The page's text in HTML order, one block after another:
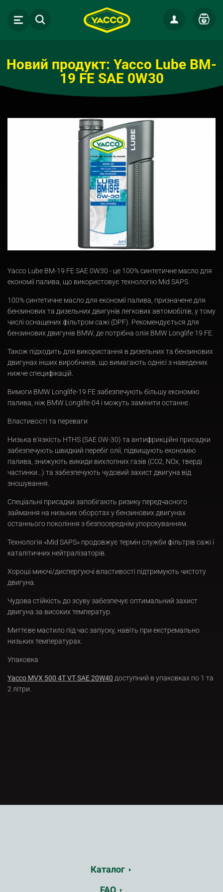
0
Новий продукт: Yacco Lube BM-
19 FE SAE 0W30
Yacco Lube BM-19 FE SAE 0W30 - це 100% синтетичне масло для
економії палива, що використовує технологію Mid SAPS.
100% синтетичне масло для економії палива, призначене для
бензинових та дизельних двигунів легкових автомобілів, у тому
числі оснащених фільтром сажі (DPF). Рекомендується для
бензинових двигунів BMW, де потрібна олія BMW Longlife 19 FE.
Також підходить для використання в дизельних та бензинових
двигунах інших виробників, що вимагають однієї з наведених
нижче специфікацій.
Вимоги BMW Longlife-19 FE забезпечують більшу економію
палива, ніж BMW Longlife-04 і можуть замінити останнє.
Властивості та переваги
Низька в'язкість HTHS (SAE 0W-30) та антифрикційні присадки
забезпечують швидкий перебіг олії, підвищують економію
палива, знижують викиди вихлопних газів (CO2, NOx, тверді
частинки…) та забезпечують чудовий захист двигуна від
зношування.
Спеціальні присадки запобігають ризику передчасного
займання на низьких оборотах у бензинових двигунах
останнього покоління з безпосереднім упорскуванням.
Технологія «Mid SAPS» продовжує термін служби фільтрів сажі і
каталітичних нейтралізаторів.
Хороші миючі/диспергуючі властивості підтримують чистоту
двигуна.
Чудова стійкість до зсуву забезпечує оптимальний захист
двигуна за високих температур.
Миттєве мастило під час запуску, навіть при екстремально
низьких температурах.
Упаковка
Yacco MVX 500 4T VT SAE 20W40 доступний в упаковках по 1 та
2 літри.
Каталог
FAQ